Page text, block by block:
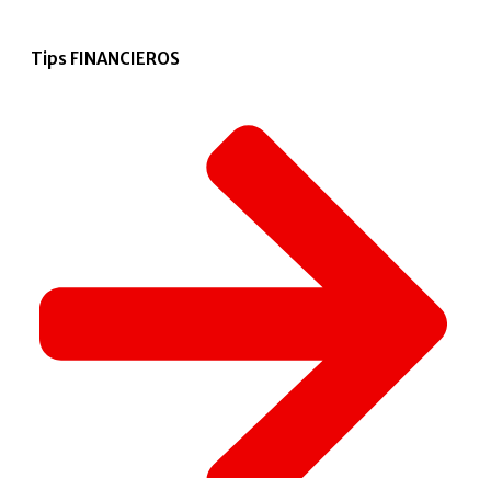
Tips FINANCIEROS